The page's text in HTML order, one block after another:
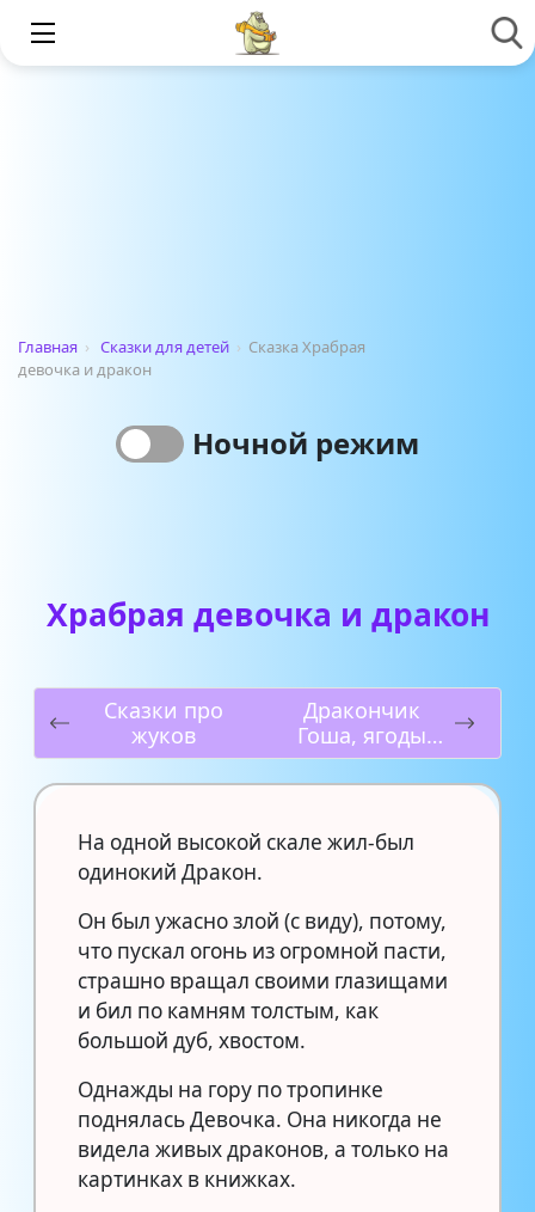
Главная › Сказки для детей › Сказка Храбрая
девочка и дракон
Ночной режим
Храбрая девочка и дракон
Сказки про
жуков
Дракончик
Гоша, ягоды
Вырастайка и
речка Канючка
На одной высокой скале жил-был
одинокий Дракон.
Он был ужасно злой (с виду), потому,
что пускал огонь из огромной пасти,
страшно вращал своими глазищами
и бил по камням толстым, как
большой дуб, хвостом.
Однажды на гору по тропинке
поднялась Девочка. Она никогда не
видела живых драконов, а только на
картинках в книжках.